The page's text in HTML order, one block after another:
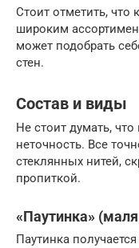
Стоит отметить, что
широким
может подобрать
стен.
Состав и виды
Не стоит думать,
неточность. Все
стеклянных нитей,
пропиткой.
«Паутинка»
Паутинка